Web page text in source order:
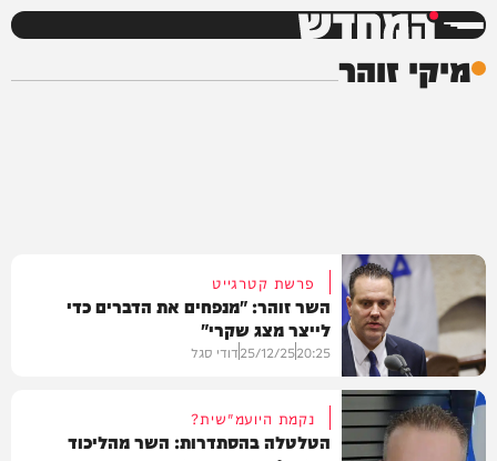
המחדש
מיקי זוהר
פרשת קטרגייט
השר זוהר: "מנפחים את הדברים כדי
לייצר מצג שקרי"
20:25
25/12/25דודי סגל
נקמת היועמ"שית?
הטלטלה בהסתדרות: השר מהליכוד